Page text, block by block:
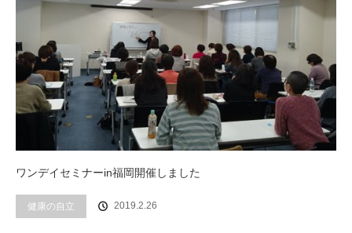
ワンデイセミナーin福岡開催しました
健康の自立 2019.2.26